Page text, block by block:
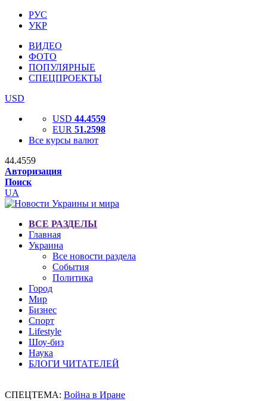
РУС
УКР
ВИДЕО
ФОТО
ПОПУЛЯРНЫЕ
СПЕЦПРОЕКТЫ
USD
USD 44.4559
EUR 51.2598
Все курсы валют
44.4559
Авторизация
Поиск
UA
ВСЕ РАЗДЕЛЫ
Главная
Украина
Все новости раздела
События
Политика
Город
Мир
Бизнес
Спорт
Lifestyle
Шоу-биз
Наука
БЛОГИ ЧИТАТЕЛЕЙ
СПЕЦТЕМА: Война в Иране